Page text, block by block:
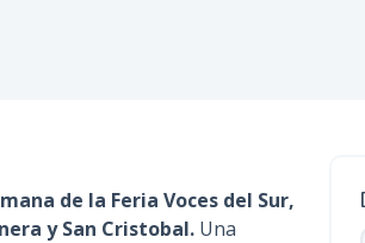
de la Feria Voces del Sur,
y San Cristobal. Una